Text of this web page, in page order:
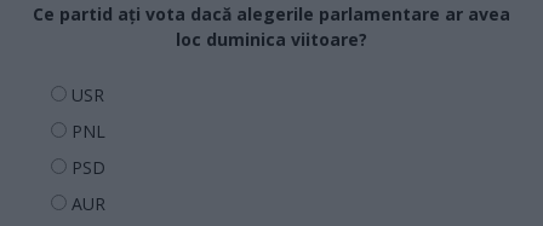
Ce partid ați vota dacă alegerile parlamentare ar avea
loc duminica viitoare?
USR
PNL
PSD
AUR